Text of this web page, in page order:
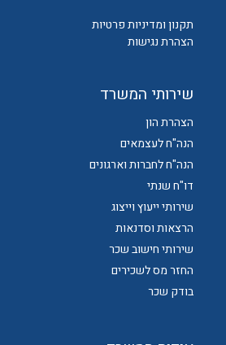
תקנון ומדיניות פרטיות
הצהרת נגישות
שירותי המשרד
הצהרת הון
הנה"ח לעצמאים
הנה"ח לחברות וארגונים
דו"ח שנתי
שירותי ייעוץ וייצוג
הרצאות וסדנאות
שירותי חישוב שכר
החזר מס לשכירים
בודק שכר